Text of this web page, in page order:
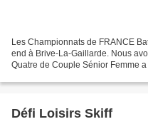
Les Championnats de FRANCE
end à Brive-La-Gaillarde. Nous
Quatre de Couple Sénior Femme
Défi Loisirs Skiff